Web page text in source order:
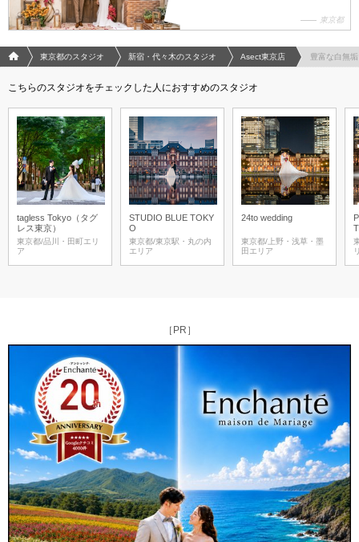
東京都
フォトウエディング/結婚写真のPhotorait ホーム
東京都のスタジオ 新宿・代々木のスタジオ Asect東京店 豊富な白無垢
こちらのスタジオをチェックした人におすすめのスタジオ
tagless Tokyo（タグ
レス東京）
東京都/品川・田町エリ
ア
STUDIO BLUE TOKY
O
東京都/東京駅・丸の内
エリア
24to wedding
東京都/上野・浅草・墨
田エリア
［PR］